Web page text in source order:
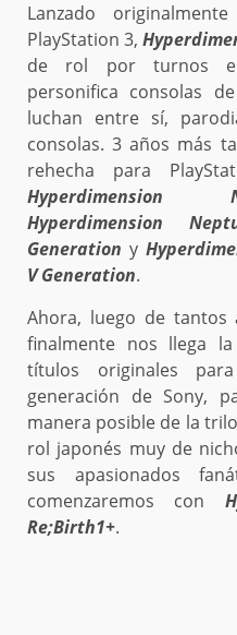
Lanzado
PlayStation 3,
de rol por turnos
personifica consolas
luchan entre sí,
consolas. 3 años más
rehecha para
Hyperdimension
Hyperdimension
Generation y
V Generation.
Ahora, luego de tantos
finalmente nos llega
títulos originales
generación de Sony,
manera posible de la
rol japonés muy de
sus apasionados
comenzaremos con
Re;Birth1+.